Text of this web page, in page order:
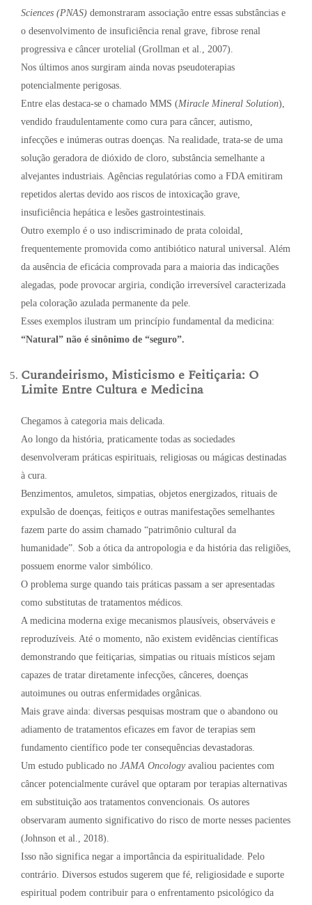
Sciences (PNAS) demonstraram associação entre essas substâncias e
o desenvolvimento de insuficiência renal grave, fibrose renal
progressiva e câncer urotelial (Grollman et al., 2007).
Nos últimos anos surgiram ainda novas pseudoterapias
potencialmente perigosas.
Entre elas destaca-se o chamado MMS (Miracle Mineral Solution),
vendido fraudulentamente como cura para câncer, autismo,
infecções e inúmeras outras doenças. Na realidade, trata-se de uma
solução geradora de dióxido de cloro, substância semelhante a
alvejantes industriais. Agências regulatórias como a FDA emitiram
repetidos alertas devido aos riscos de intoxicação grave,
insuficiência hepática e lesões gastrointestinais.
Outro exemplo é o uso indiscriminado de prata coloidal,
frequentemente promovida como antibiótico natural universal. Além
da ausência de eficácia comprovada para a maioria das indicações
alegadas, pode provocar argiria, condição irreversível caracterizada
pela coloração azulada permanente da pele.
Esses exemplos ilustram um princípio fundamental da medicina:
“Natural” não é sinônimo de “seguro”.
Curandeirismo, Misticismo e Feitiçaria: O
Limite Entre Cultura e Medicina
Chegamos à categoria mais delicada.
Ao longo da história, praticamente todas as sociedades
desenvolveram práticas espirituais, religiosas ou mágicas destinadas
à cura.
Benzimentos, amuletos, simpatias, objetos energizados, rituais de
expulsão de doenças, feitiços e outras manifestações semelhantes
fazem parte do assim chamado “patrimônio cultural da
humanidade”. Sob a ótica da antropologia e da história das religiões,
possuem enorme valor simbólico.
O problema surge quando tais práticas passam a ser apresentadas
como substitutas de tratamentos médicos.
A medicina moderna exige mecanismos plausíveis, observáveis e
reproduzíveis. Até o momento, não existem evidências científicas
demonstrando que feitiçarias, simpatias ou rituais místicos sejam
capazes de tratar diretamente infecções, cânceres, doenças
autoimunes ou outras enfermidades orgânicas.
Mais grave ainda: diversas pesquisas mostram que o abandono ou
adiamento de tratamentos eficazes em favor de terapias sem
fundamento científico pode ter consequências devastadoras.
Um estudo publicado no JAMA Oncologyavaliou pacientes com
câncer potencialmente curável que optaram por terapias alternativas
em substituição aos tratamentos convencionais. Os autores
observaram aumento significativo do risco de morte nesses pacientes
(Johnson et al., 2018).
Isso não significa negar a importância da espiritualidade. Pelo
contrário. Diversos estudos sugerem que fé, religiosidade e suporte
espiritual podem contribuir para o enfrentamento psicológico da